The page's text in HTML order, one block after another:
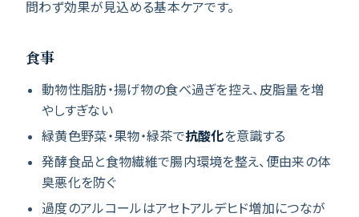
問わず効果が見込める基本ケアです。
食事
動物性脂肪・揚げ物の食べ過ぎを控え、皮脂量を増
やしすぎない
緑黄色野菜・果物・緑茶で抗酸化を意識する
発酵食品と食物繊維で腸内環境を整え、便由来の体
臭悪化を防ぐ
過度のアルコールはアセトアルデヒド増加につなが